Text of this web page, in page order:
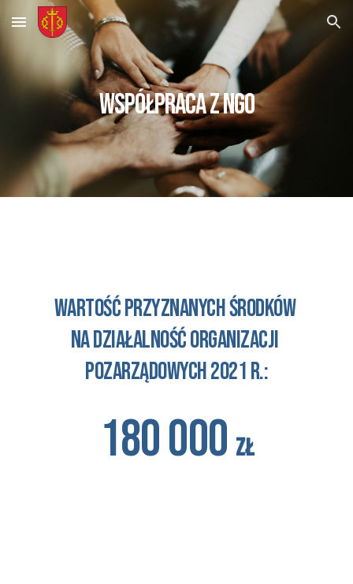
Skip to main content Skip to navigation
współpraca z NGO
WARTOŚĆ PRZYZNANYCH ŚRODKÓW
na działalność organizacji
pozarządowych 2021 r.:
180 000 zł